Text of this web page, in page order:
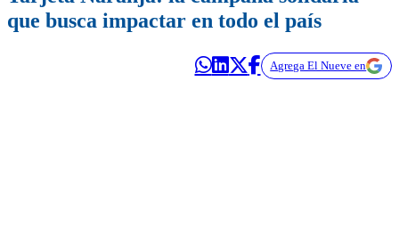
que busca impactar en todo el país
Agrega El Nueve en